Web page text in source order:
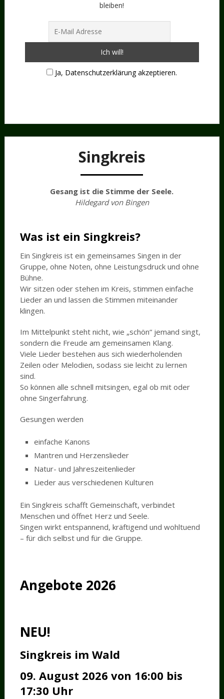
bleiben!
Ja, Datenschutzerklärung akzeptieren.
Singkreis
Gesang ist die Stimme der Seele.
Hildegard von Bingen
Was ist ein Singkreis?
Ein Singkreis ist ein gemeinsames Singen in der
Gruppe, ohne Noten, ohne Leistungsdruck und ohne
Bühne.
Wir sitzen oder stehen im Kreis, stimmen einfache
Lieder an und lassen die Stimmen miteinander
klingen.
Im Mittelpunkt steht nicht, wie „schön“ jemand singt,
sondern die Freude am gemeinsamen Klang.
Viele Lieder bestehen aus sich wiederholenden
Zeilen oder Melodien, sodass sie leicht zu lernen
sind.
So können alle schnell mitsingen, egal ob mit oder
ohne Singerfahrung.
Gesungen werden
einfache Kanons
Mantren und Herzenslieder
Natur- und Jahreszeitenlieder
Lieder aus verschiedenen Kulturen
Ein Singkreis schafft Gemeinschaft, verbindet
Menschen und öffnet Herz und Seele.
Singen wirkt entspannend, kräftigend und wohltuend
– für dich selbst und für die Gruppe.
Angebote 2026
NEU!
Singkreis im Wald
09. August 2026 von 16:00 bis
17:30 Uhr